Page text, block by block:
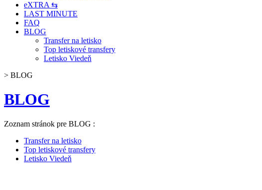
eXTRA ⇆
LAST MINUTE
FAQ
BLOG
Transfer na letisko
Top letiskové transfery
Letisko Viedeň
> BLOG
BLOG
Zoznam stránok pre BLOG :
Transfer na letisko
Top letiskové transfery
Letisko Viedeň